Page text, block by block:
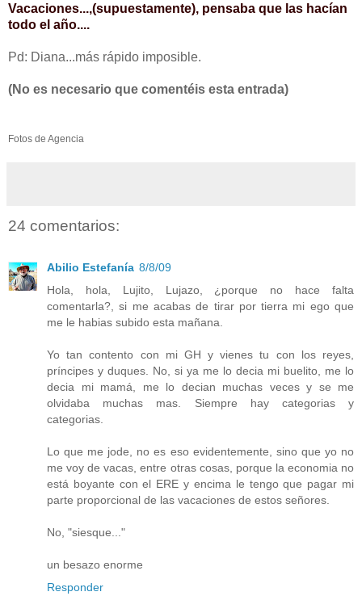
Vacaciones...,(supuestamente), pensaba que las hacían
todo el año....
Pd: Diana...más rápido imposible.
(No es necesario que comentéis esta entrada)
Fotos de Agencia
24 comentarios:
Abilio Estefanía 8/8/09
Hola, hola, Lujito, Lujazo, ¿porque no hace falta
comentarla?, si me acabas de tirar por tierra mi ego que
me le habias subido esta mañana.
Yo tan contento con mi GH y vienes tu con los reyes,
príncipes y duques. No, si ya me lo decia mi buelito, me lo
decia mi mamá, me lo decian muchas veces y se me
olvidaba muchas mas. Siempre hay categorias y
categorias.
Lo que me jode, no es eso evidentemente, sino que yo no
me voy de vacas, entre otras cosas, porque la economia no
está boyante con el ERE y encima le tengo que pagar mi
parte proporcional de las vacaciones de estos señores.
No, "siesque..."
un besazo enorme
Responder